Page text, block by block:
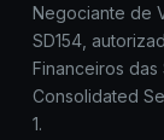
Negociante de
SD154,
Financeiros
Consolidated
1.